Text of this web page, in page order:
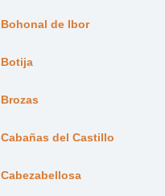
Bohonal de Ibor
Botija
Brozas
Cabañas del Castillo
Cabezabellosa